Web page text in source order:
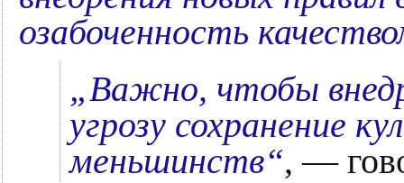
озабоченность
„Важно, чтобы
угрозу сохранение
меньшинств“, —